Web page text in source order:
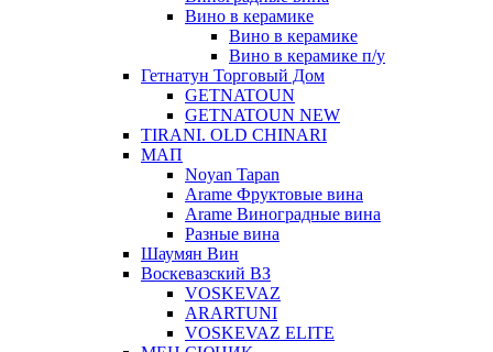
Вино в керамике
Вино в керамике
Вино в керамике п/у
Гетнатун Торговый Дом
GETNATOUN
GETNATOUN NEW
TIRANI. OLD CHINARI
МАП
Noyan Tapan
Arame Фруктовые вина
Arame Виноградные вина
Разные вина
Шаумян Вин
Воскевазский ВЗ
VOSKEVAZ
ARARTUNI
VOSKEVAZ ELITE